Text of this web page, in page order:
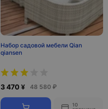
Набор садовой мебели Qian
qiansen
3 470 ¥ 48 580 ₽
10